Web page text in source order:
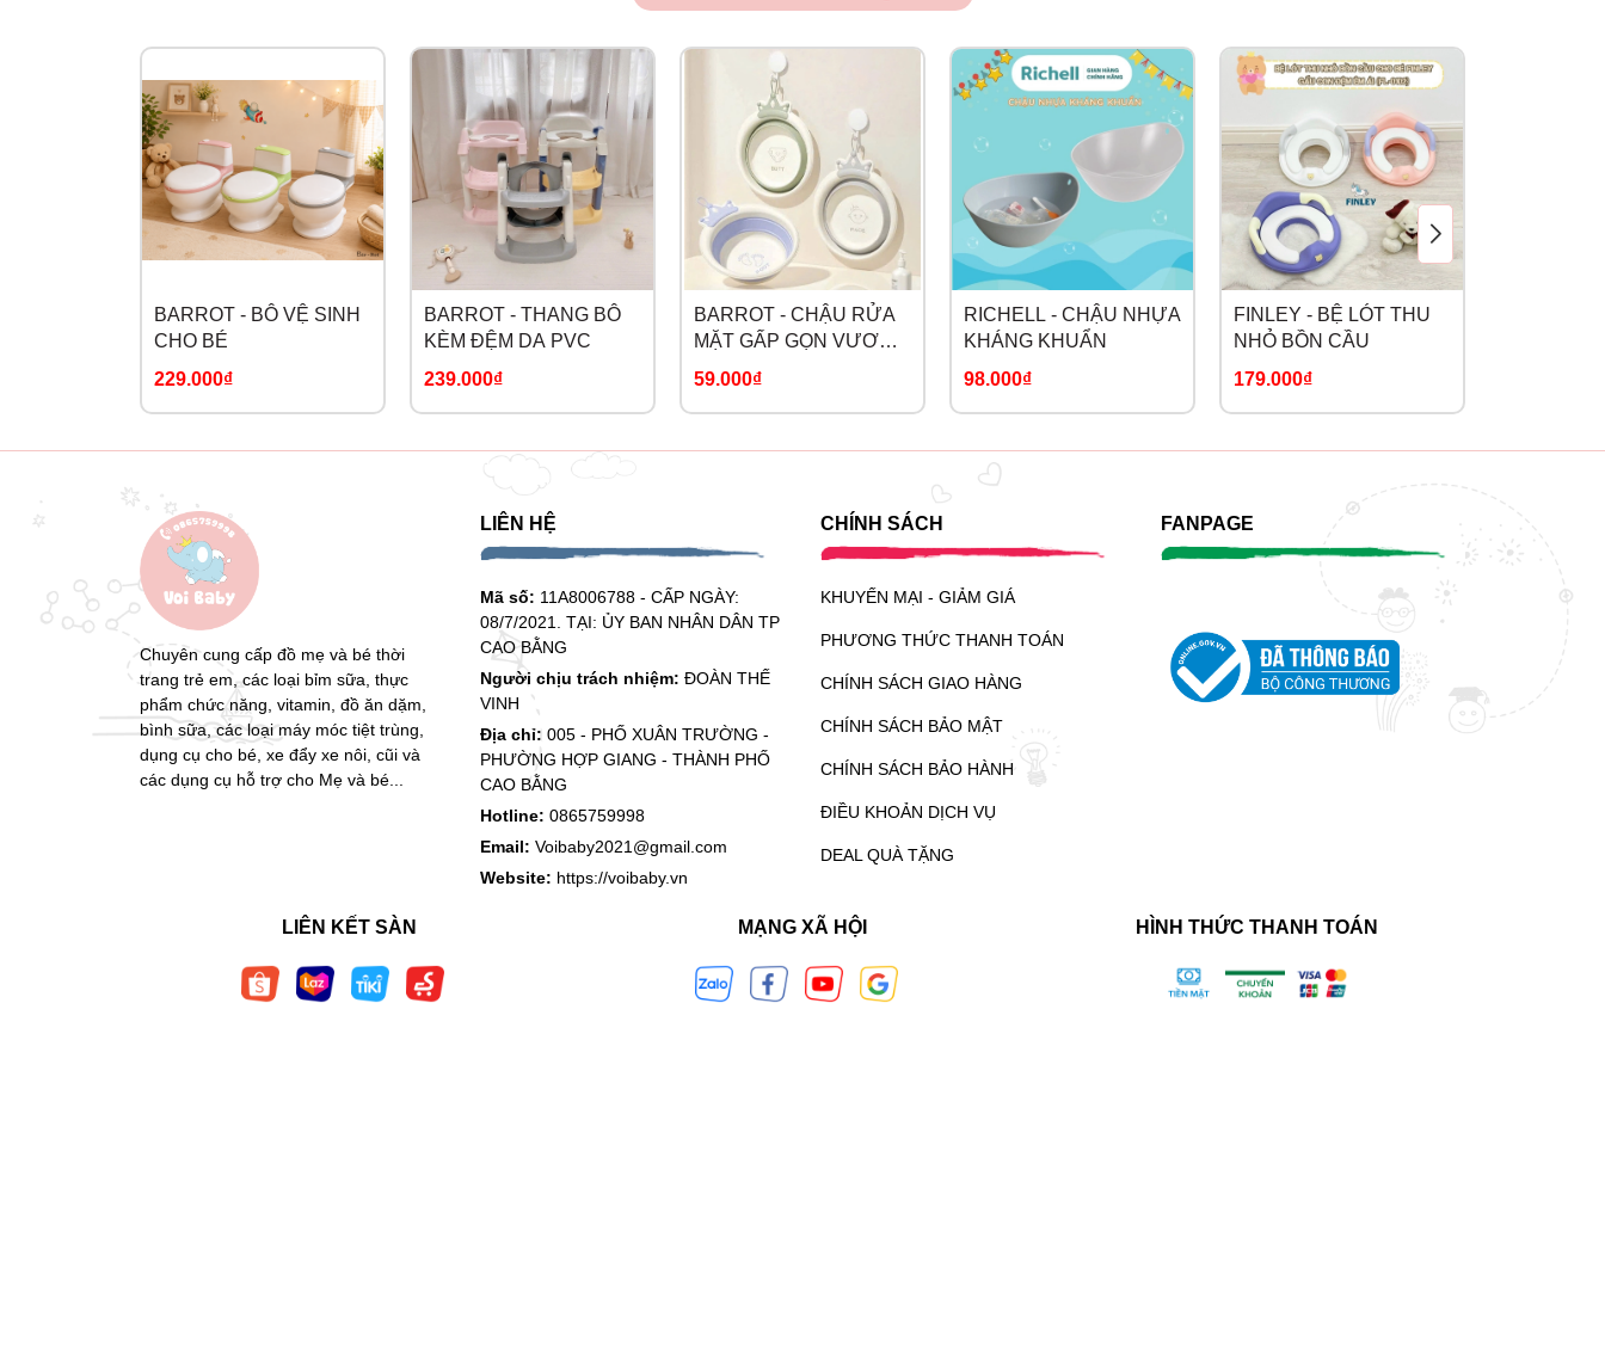
BARROT - BÔ VỆ SINH
CHO BÉ
229.000₫
BARROT - THANG BÔ
KÈM ĐỆM DA PVC
239.000₫
BARROT - CHẬU RỬA
MẶT GẤP GỌN VƯƠNG
MIỆN
59.000₫
RICHELL - CHẬU NHỰA
KHÁNG KHUẨN
98.000₫
FINLEY - BỆ LÓT THU
NHỎ BỒN CẦU
179.000₫
Chuyên cung cấp đồ mẹ và bé thời
trang trẻ em, các loại bỉm sữa, thực
phẩm chức năng, vitamin, đồ ăn dặm,
bình sữa, các loại máy móc tiệt trùng,
dụng cụ cho bé, xe đẩy xe nôi, cũi và
các dụng cụ hỗ trợ cho Mẹ và bé...
LIÊN HỆ
Mã số: 11A8006788 - CẤP NGÀY:
08/7/2021. TẠI: ỦY BAN NHÂN DÂN TP
CAO BẰNG
Người chịu trách nhiệm: ĐOÀN THẾ
VINH
Địa chỉ: 005 - PHỐ XUÂN TRƯỜNG -
PHƯỜNG HỢP GIANG - THÀNH PHỐ
CAO BẰNG
Hotline: 0865759998
Email: Voibaby2021@gmail.com
Website: https://voibaby.vn
CHÍNH SÁCH
KHUYẾN MẠI - GIẢM GIÁ
PHƯƠNG THỨC THANH TOÁN
CHÍNH SÁCH GIAO HÀNG
CHÍNH SÁCH BẢO MẬT
CHÍNH SÁCH BẢO HÀNH
ĐIỀU KHOẢN DỊCH VỤ
DEAL QUÀ TẶNG
FANPAGE
LIÊN KẾT SÀN MẠNG XÃ HỘI HÌNH THỨC THANH TOÁN